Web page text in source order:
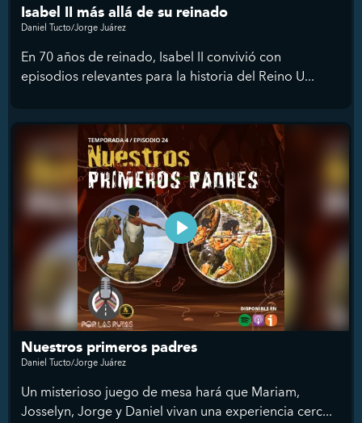
Isabel II más allá de su reinado
Daniel Tucto/Jorge Juárez
En 70 años de reinado, Isabel II convivió con
episodios relevantes para la historia del Reino U...
Nuestros primeros padres
Daniel Tucto/Jorge Juárez
Un misterioso juego de mesa hará que Mariam,
Josselyn, Jorge y Daniel vivan una experiencia cerc...